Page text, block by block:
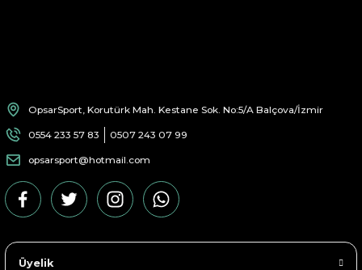
OpsarSport, Korutürk Mah. Kestane Sok. No:5/A Balçova/İzmir
0554 233 57 83 0507 243 07 99
opsarsport@hotmail.com
Üyelik